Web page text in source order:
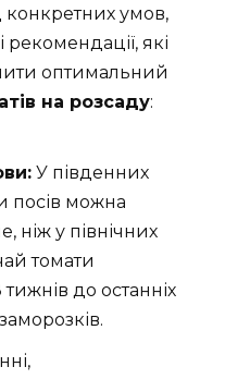
конкретних умов,
рекомендації, які
оптимальний
на розсаду:
У південних
посів можна
ніж у північних
томати
до останніх